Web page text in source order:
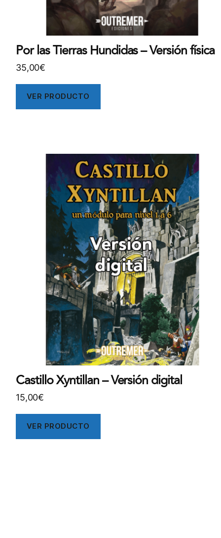
Por las Tierras Hundidas – Versión física
35,00€
VER PRODUCTO
Castillo Xyntillan – Versión digital
15,00€
VER PRODUCTO